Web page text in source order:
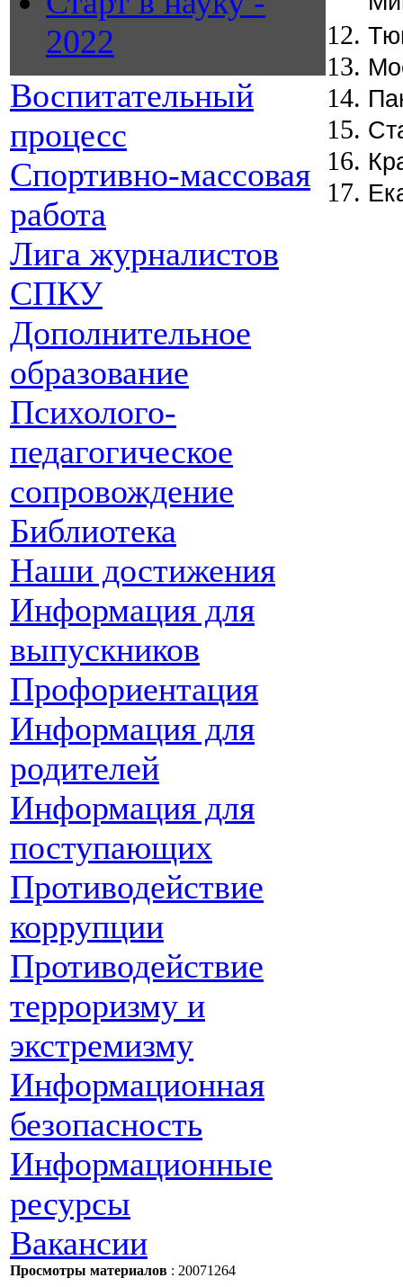
2022
Воспитательный
процесс
Спортивно-массовая
работа
Лига журналистов
СПКУ
Дополнительное
образование
Психолого-
педагогическое
сопровождение
Библиотека
Наши достижения
Информация для
выпускников
Профориентация
Информация для
родителей
Информация для
поступающих
Противодействие
коррупции
Противодействие
терроризму и
экстремизму
Информационная
безопасность
Информационные
ресурсы
Вакансии
Просмотры материалов : 20071264